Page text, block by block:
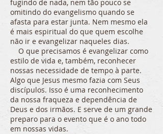
fugindo de nada, nem tão pouco se
omitindo do evangelismo quando se
afasta para estar junta. Nem mesmo ela
é mais espiritual do que quem escolhe
não ir e evangelizar naqueles dias.
O que precisamos é evangelizar como
estilo de vida e, também, reconhecer
nossas necessidade de tempo à parte.
Algo que Jesus mesmo fazia com Seus
discípulos. Isso é uma reconhecimento
da nossa fraqueza e dependência de
Deus e dos irmãos. E serve de um grande
preparo para o evento que é o ano todo
em nossas vidas.